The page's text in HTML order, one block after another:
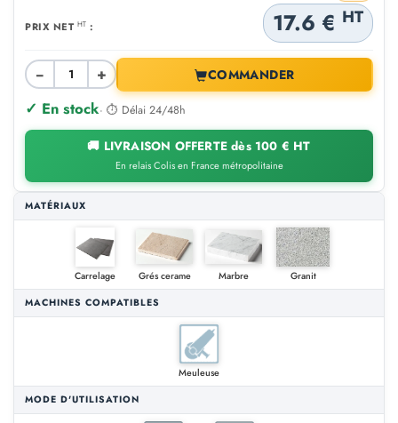
PRIX NET HT : 17.6 € HT
− + COMMANDER
✓ En stock· ⏱ Délai 24/48h
🚚 LIVRAISON OFFERTE dès 100 € HT
En relais Colis en France métropolitaine
MATÉRIAUX
Carrelage Grés cerame Marbre
Granit
MACHINES COMPATIBLES
Meuleuse
MODE D'UTILISATION